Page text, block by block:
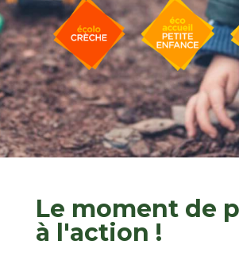
Le moment de
à l'action !